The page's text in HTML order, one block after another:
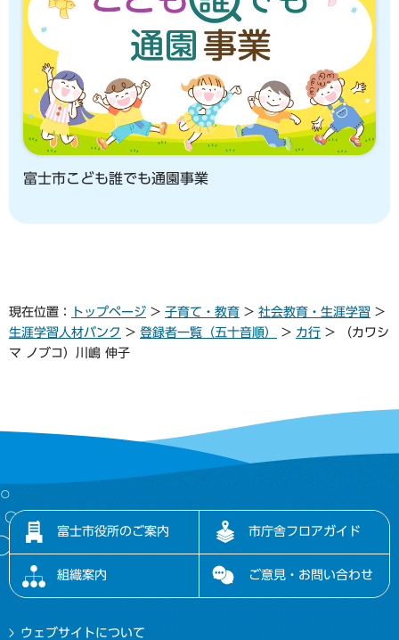
富士市こども誰でも通園事業
現在位置： トップページ > 子育て・教育 > 社会教育・生涯学習 >
生涯学習人材バンク > 登録者一覧（五十音順） > カ行 > （カワシ
マ ノブコ）川嶋 伸子
富士市役所のご案内 市庁舎フロアガイド
組織案内 ご意見・お問い合わせ
ウェブサイトについて